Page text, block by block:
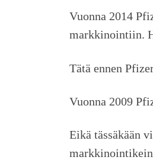
Vuonna 2014
markkinointiin.
Tätä ennen
Vuonna 2009
Eikä tässäkään